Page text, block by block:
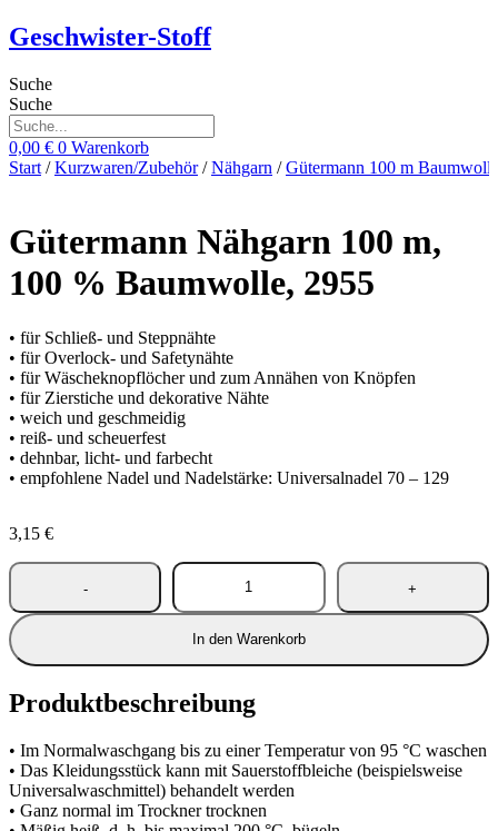
Zum
Inhalt
Geschwister-Stoff
Suche
Suche
0,00 € 0 Warenkorb
Start /Kurzwaren/Zubehör/Nähgarn /Gütermann 100 m Baumwolle
Gütermann Nähgarn 100 m,
100 % Baumwolle, 2955
• für Schließ- und Steppnähte
• für Overlock- und Safetynähte
• für Wäscheknopflöcher und zum Annähen von Knöpfen
• für Zierstiche und dekorative Nähte
• weich und geschmeidig
• reiß- und scheuerfest
• dehnbar, licht- und farbecht
• empfohlene Nadel und Nadelstärke: Universalnadel 70 – 129
3,15 €
In den Warenkorb
Produktbeschreibung
• Im Normalwaschgang bis zu einer Temperatur von 95 °C waschen
• Das Kleidungsstück kann mit Sauerstoffbleiche (beispielsweise
Universalwaschmittel) behandelt werden
• Ganz normal im Trockner trocknen